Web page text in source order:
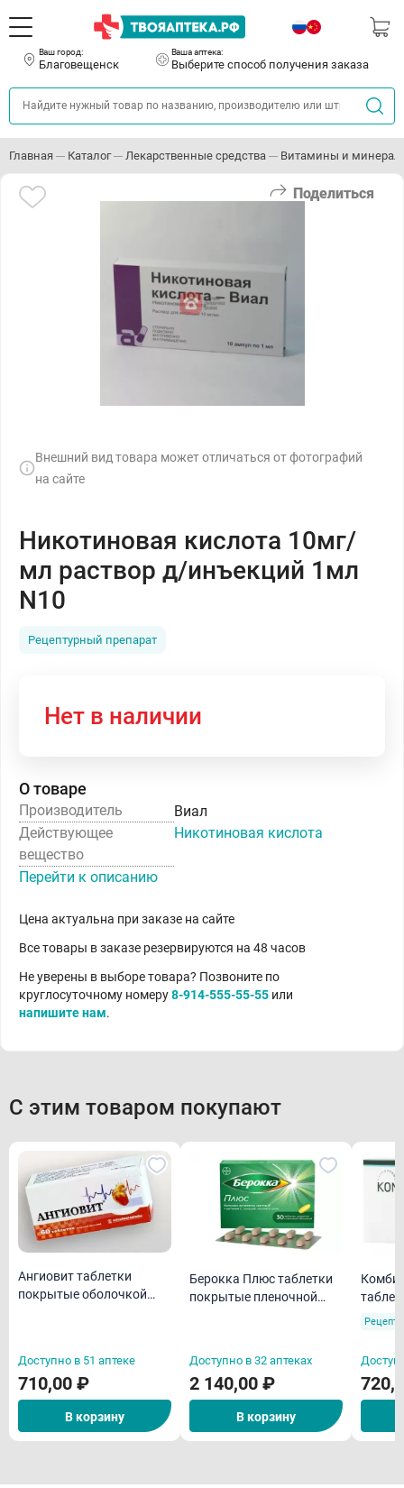
Ваш город:
Благовещенск
Ваша аптека:
Выберите способ получения заказа
Главная Каталог Лекарственные средства Витамины и
Поделиться
Внешний вид товара может отличаться от фотографий
на сайте
Никотиновая кислота 10мг/
мл раствор д/инъекций 1мл
N10
Рецептурный препарат
Нет в наличии
О товаре
Производитель
Виал
Действующее
вещество
Никотиновая кислота
Перейти к описанию
Цена актуальна при заказе на сайте
Все товары в заказе резервируются на 48 часов
Не уверены в выборе товара? Позвоните по
круглосуточному номеру8-914-555-55-55 или
напишите нам.
С этим товаром покупают
Ангиовит таблетки
покрытые оболочкой
Доступно в 51 аптеке
710,00 ₽
В корзину
Берокка Плюс таблетки
покрытые пленочной
Доступно в 32 аптеках
2 140,00 ₽
В корзину